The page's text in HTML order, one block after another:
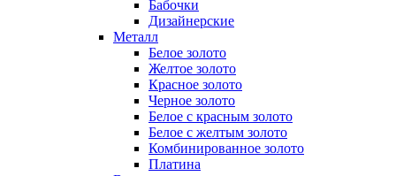
Бабочки
Дизайнерские
Металл
Белое золото
Желтое золото
Красное золото
Черное золото
Белое с красным золото
Белое с желтым золото
Комбинированное золото
Платина